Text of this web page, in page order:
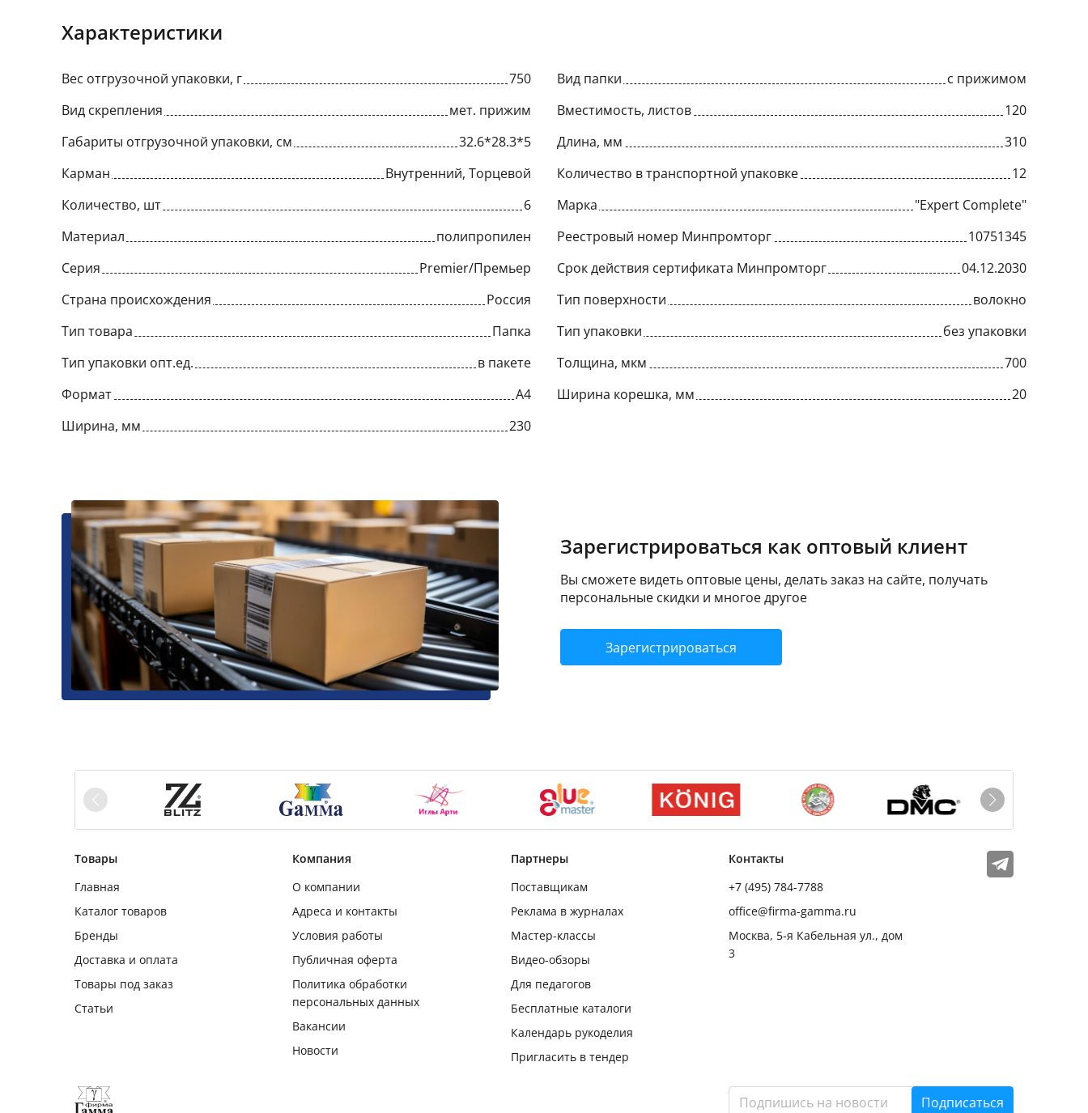
Характеристики
Вес отгрузочной упаковки, г 750 Вид папки
с прижимом
Вид скрепления
мет. прижим Вместимость, листов
120
Габариты отгрузочной упаковки, см
32.6*28.3*5 Длина, мм
310
Карман
Внутренний, Торцевой Количество в транспортной упаковке
12
Количество, шт
6 Марка
"Expert Complete"
Материал
полипропилен Реестровый номер Минпромторг
10751345
Серия
Premier/Премьер Срок действия сертификата Минпромторг
04.12.2030
Страна происхождения
Россия Тип поверхности
волокно
Тип товара
Папка Тип упаковки
без упаковки
Тип упаковки опт.ед.
в пакете Толщина, мкм
700
Формат
A4 Ширина корешка, мм
20
Ширина, мм
230
Зарегистрироваться как оптовый клиент
Вы сможете видеть оптовые цены, делать заказ на сайте, получать
персональные скидки и многое другое
Зарегистрироваться
Товары
Главная
Каталог товаров
Бренды
Доставка и оплата
Товары под заказ
Статьи
Компания
О компании
Адреса и контакты
Условия работы
Публичная оферта
Политика обработки
персональных данных
Вакансии
Новости
Партнеры
Поставщикам
Реклама в журналах
Мастер-классы
Видео-обзоры
Для педагогов
Бесплатные каталоги
Календарь рукоделия
Пригласить в тендер
Контакты
+7 (495) 784-7788
office@firma-gamma.ru
Москва, 5-я Кабельная ул., дом
3
Мы в соцсетях
Телеграм
Подписаться